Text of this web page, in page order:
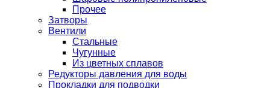
Прочее
Затворы
Вентили
Стальные
Чугунные
Из цветных сплавов
Редукторы давления для воды
Прокладки для подводки